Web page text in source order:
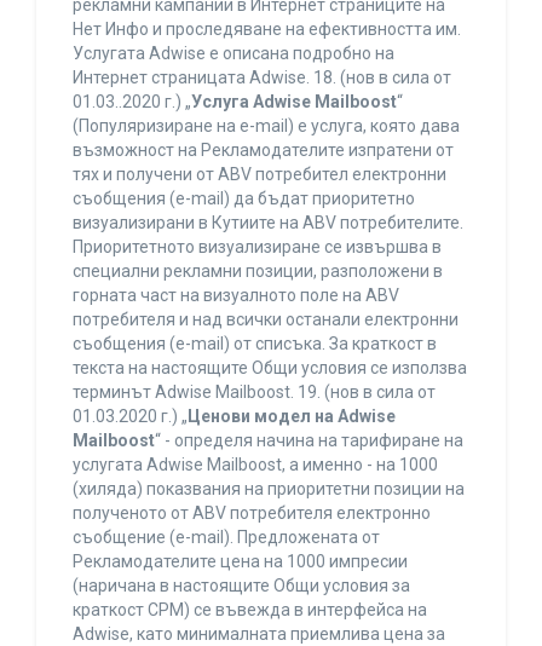
рекламни кампании в Интернет страниците на
Нет Инфо и проследяване на ефективността им.
Услугата Adwise е описана подробно на
Интернет страницата Adwise. 18. (нов в сила от
01.03..2020 г.) „Услуга Adwise Mailboost“
(Популяризиране на e-mail) е услуга, която дава
възможност на Рекламодателите изпратени от
тях и получени от ABV потребител електронни
съобщения (e-mail) да бъдат приоритетно
визуализирани в Кутиите на ABV потребителите.
Приоритетното визуализиране се извършва в
специални рекламни позиции, разположени в
горната част на визуалното поле на ABV
потребителя и над всички останали електронни
съобщения (e-mail) от списъка. За краткост в
текста на настоящите Общи условия се използва
терминът Adwise Mailboost. 19. (нов в сила от
01.03.2020 г.) „ Ценови модел на Adwise
Mailboost“ - определя начина на тарифиране на
услугата Adwise Mailboost, а именно - на 1000
(хиляда) показвания на приоритетни позиции на
полученото от ABV потребителя електронно
съобщение (e-mail). Предложената от
Рекламодателите цена на 1000 импресии
(наричана в настоящите Общи условия за
краткост CPM) се въвежда в интерфейса на
Adwise, като минималната приемлива цена за